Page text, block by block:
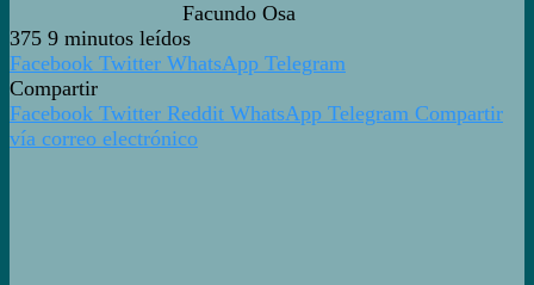
Facundo Osa
375 9 minutos leídos
Facebook Twitter WhatsApp Telegram
Compartir
Facebook Twitter Reddit WhatsApp Telegram Compartir
vía correo electrónico